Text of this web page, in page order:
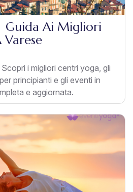
Guida Ai Migliori
Varese
i migliori centri yoga, gli
principianti e gli eventi in
e aggiornata.